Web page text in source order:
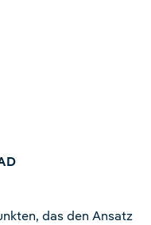
das den Ansatz